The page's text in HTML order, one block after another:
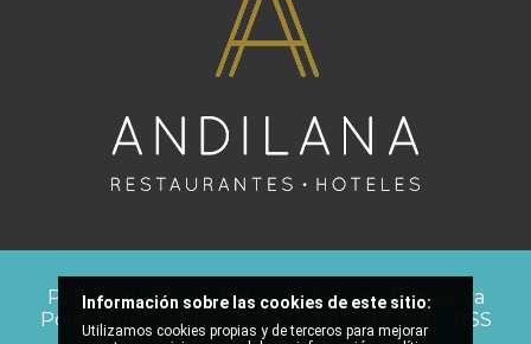
Información sobre las cookies de este sitio:
Utilizamos cookies propias y de terceros para mejorar
Política de privacidad
Condiciones de reserva
Política de Cookies
Aviso Legal Site Map RSS